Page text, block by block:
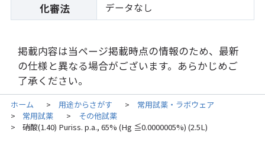
化審法 データなし
掲載内容は当ページ掲載時点の情報のため、最新
の仕様と異なる場合がございます。あらかじめご
了承ください。
ホーム > 用途からさがす > 常用試薬・ラボウェア
> 常用試薬 > その他試薬
> 硝酸(1.40) Puriss. p.a., 65% (Hg ≦0.0000005%) (2.5L)